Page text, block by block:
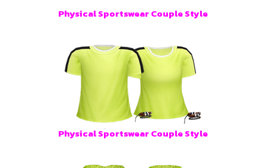
Physical Sportswear Couple Style
Physical Sportswear Couple Style